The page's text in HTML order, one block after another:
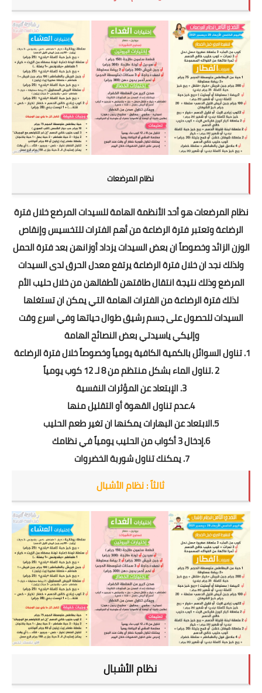
نظام المرضعات
نظام المرضعات هو أحد الأنظمة الهامة للسيدات المرضع خلال فترة
الرضاعة وتعتبر فترة الرضاعة من أهم الفترات للتخسيس وإنقاص
الوزن الزائد وخصوصاً ان بعض السيدات يزداد أوزانهن بعد فترة الحمل
ولذلك نجد ان خلال فترة الرضاعة يرتفع معدل الحرق لدى السيدات
المرضع وذلك نتيجة انتقال طاقتهن لأطفالهن من خلال حليب الأم
لذلك فترة الرضاعة من الفترات الهامة التي يمكن ان تستغلها
السيدات للحصول على جسم رشيق طوال حياتها وفي اسرع وقت
وإليكي ياسيدتي بعض النصائح الهامة
1. تناول السوائل بالكمية الكافية يومياً وخصوصاً خلال فترة الرضاعة
2 .تناول الماء بشكل منتظم من 8 لـ 12 كوب يومياً
3. الإبتعاد عن المؤثرات النفسية
4.عدم تناول القهوة أو التقليل منها
5.الابتعاد عن البهارات يمكنها ان تغير طعم الحليب
6.إدخال 3 أكواب من الحليب يومياً في نظامك
7. يمكنك تناول شوربة الخضروات
ثالثاً : نظام الأشبال
نظام الأشبال